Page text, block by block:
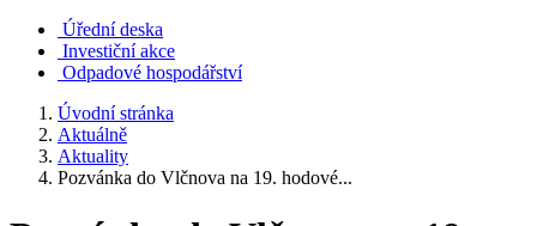
Úřední deska
Investiční akce
Odpadové hospodářství
Úvodní stránka
Aktuálně
Aktuality
Pozvánka do Vlčnova na 19. hodové...